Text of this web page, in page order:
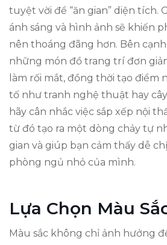
tuyệt vời để “ăn gian” diện tích.
ánh sáng và hình ảnh sẽ khiến
nên thoáng đãng hơn. Bên
những món đồ trang trí đơn
làm rối mắt, đồng thời tạo điểm
tố như tranh nghệ thuật hay
hãy cân nhắc việc sắp xếp nội
từ đó tạo ra một dòng chảy tự
gian và giúp bạn cảm thấy dễ
phòng ngủ nhỏ của mình.
Lựa Chọn Màu
Màu sắc không chỉ ảnh hưởng